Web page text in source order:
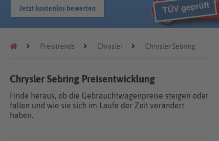
Jetzt kostenlos bewerten
Preistrends Chrysler Chrysler Sebring
Chrysler Sebring Preisentwicklung
Finde heraus, ob die Gebrauchtwagenpreise steigen oder
fallen und wie sie sich im Laufe der Zeit verändert
haben.